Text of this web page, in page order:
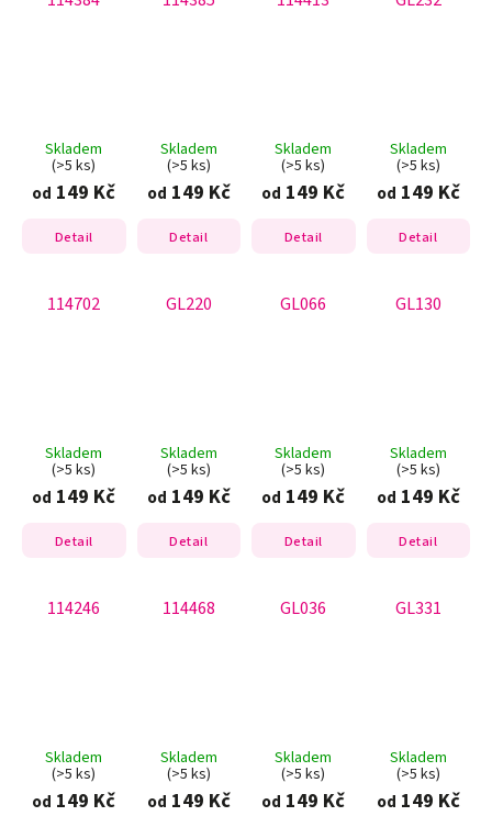
Skladem
(>5 ks)
od 149 Kč
Detail
Skladem
(>5 ks)
od 149 Kč
Detail
Skladem
(>5 ks)
od 149 Kč
Detail
Skladem
(>5 ks)
od 149 Kč
Detail
Skladem
(>5 ks)
od 149 Kč
Detail
114702
Skladem
(>5 ks)
od 149 Kč
Detail
GL220
Skladem
(>5 ks)
od 149 Kč
Detail
GL066
Skladem
(>5 ks)
od 149 Kč
Detail
GL130
Skladem
(>5 ks)
od 149 Kč
114246
Skladem
(>5 ks)
od 149 Kč
114468
Skladem
(>5 ks)
od 149 Kč
GL036
Skladem
(>5 ks)
od 149 Kč
GL331